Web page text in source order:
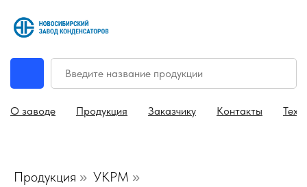
О заводе Продукция Заказчику Контакты
Продукция » УКРМ »